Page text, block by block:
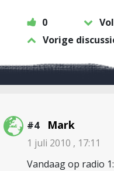
0
Vorige
#4 Mark
1 juli 2010 , 17:11
Vandaag op radio